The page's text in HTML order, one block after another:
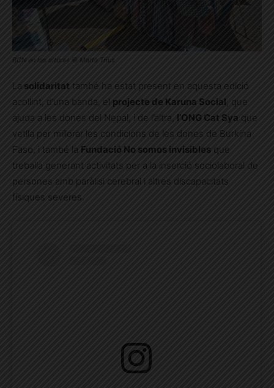
BCN en las alturas © Marta Trius
La solidaritat també ha estat present en aquesta edició
acollint, d’una banda, el projecte de Karuna Social , que
ajuda a les dones del Nepal, i de l’altra, l’ONG Cat Sya que
vetlla per millorar les condicions de les dones de Burkina
Faso, i també la Fundació No somos invisibles que
treballa generant activitats per a la inserció sociolaboral de
persones amb paràlisi cerebral i altres discapacitats
físiques severes.